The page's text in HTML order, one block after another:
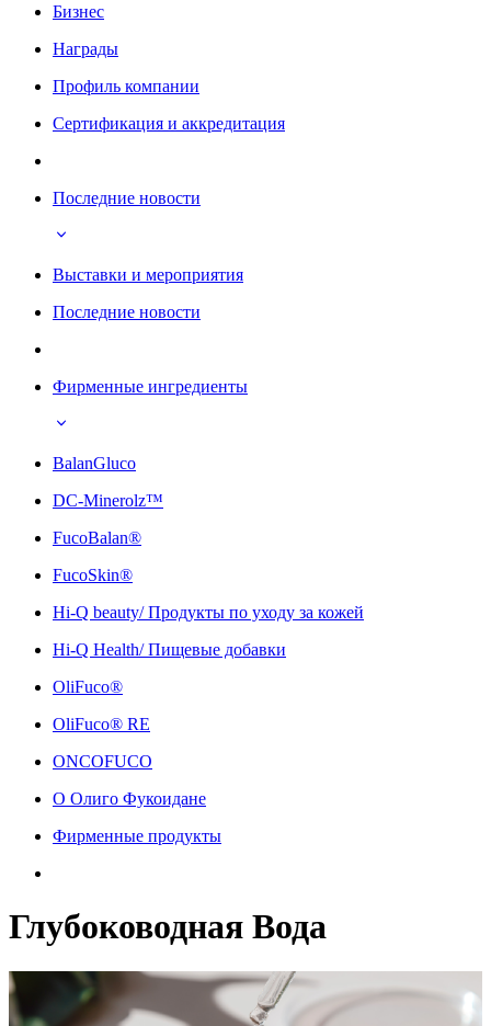
Бизнес
Награды
Профиль компании
Сертификация и аккредитация
Последние новости
Выставки и мероприятия
Последние новости
Фирменные ингредиенты
BalanGluco
DC-Minerolz™
FucoBalan®
FucoSkin®
Hi-Q beauty/ Продукты по уходу за кожей
Hi-Q Health/ Пищевые добавки
OliFuco®
OliFuco® RE
ONCOFUCO
О Олиго Фукоидане
Фирменные продукты
Глубоководная Вода